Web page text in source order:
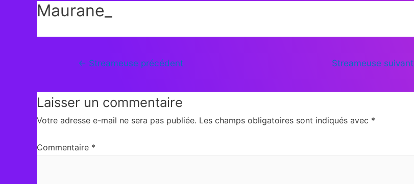
Maurane_
← Streameuse précédent Streameuse suivant
Laisser un commentaire
Votre adresse e-mail ne sera pas publiée. Les champs obligatoires sont indiqués avec *
Commentaire *